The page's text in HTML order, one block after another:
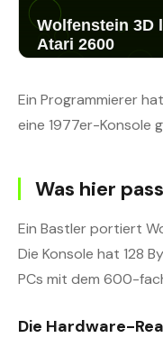
Ein Programmierer
eine 1977er-Konsole
Was hier
Ein Bastler portiert
Die Konsole hat 128
PCs mit dem 600-
Die Hardware-